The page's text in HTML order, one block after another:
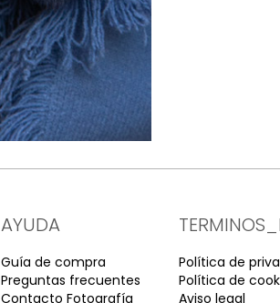
AYUDA
Guía de compra
Preguntas frecuentes
Contacto Fotografía
Política de
Política de
Aviso legal